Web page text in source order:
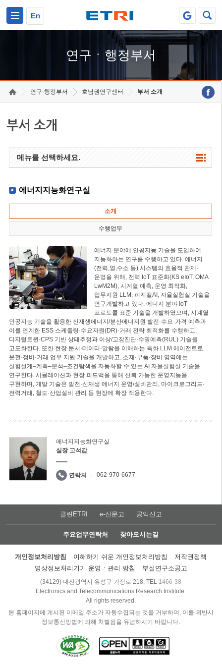
En
연구ㆍ행정부서
연구·행정부서 호남권연구센터 부서 소개
부서 소개
메뉴를 선택하세요.
에너지지능화연구실
소개
수행업무
에너지 분야에 인공지능 기술을 도입하여
지능화하는 연구를 수행하고 있다. 에너지
(전력,열,수소 등) 시스템의 효율적 관제·
운영을 위해, 전력 IoT 표준화(KS eIoT, OMA
LwM2M), 시계열 예측, 운영 최적화,
업무지원 LLM, 피지컬AI, 자율실험실 기술을
연구개발하고 있다. 에너지 분야 IoT
프로토콜 표준 기술을 개발하였으며, 시계열
인공지능 기술을 활용한 신재생에너지/분산에너지원 발전·수요·가격 예측과
이를 연계한 ESS 스케줄링·수요자원(DR)·거래 전략 최적화를 수행하고,
디지털트윈·CPS 기반 상태추정과 이상/고장진단·수명예측(RUL) 기술을
고도화한다. 또한 현장 문서·데이터·알람을 이해하는 특화 LLM 에이전트로
운전·정비·거래 업무 지원 기술을 개발하고, 소재·부품·장비 영역에는
실험설계–계측–분석–조건탐색을 자동화할 수 있는 AI 자율실험실 기술을
연구한다. 시뮬레이션과 현장 피드백을 통해 신뢰 가능한 운영지능을
구현하며, 개발 기술은 발전·신재생 에너지 운영/설비관리, 마이크로그리드·
전력거래, 철도·산업설비 관리 등 현장에 확장 적용한다.
에너지지능화연구실
실장 고석갑
연락처 062-970-6677
클린ETRI e-신문고 공익신고
주요업무연락처 찾아오시는길
개인정보처리방침 이해하기 쉬운 개인정보처리방침
저작권정책
영상정보처리기기 운영ㆍ관리 방침
부설연구소공고
(34129) 대전광역시 유성구 가정로 218, TEL 1466-38
Electronics and Telecommunications Research Institute.
All rights reserved.
본 홈페이지에 게시된 이메일 주소가 자동수집되는 것을 거부하며, 이를 위반시
정보통신망법에 의해 처벌됨을 유념하시기 바랍니다.